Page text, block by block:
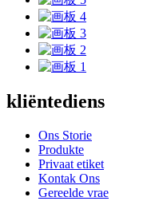
kliëntediens
Ons Storie
Produkte
Privaat etiket
Kontak Ons
Gereelde vrae